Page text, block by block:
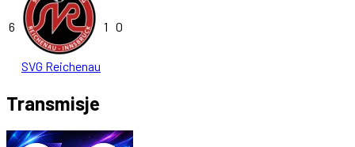
6
SVG Reichenau
1 0
Transmisje